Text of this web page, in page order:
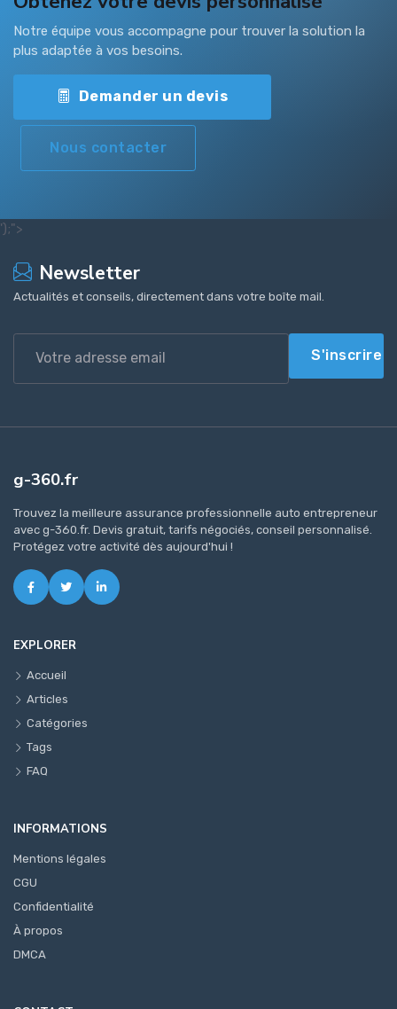
Notre équipe vous accompagne pour trouver la solution la
plus adaptée à vos besoins.
Demander un devis
Nous contacter
');">
Newsletter
Actualités et conseils, directement dans votre boîte mail.
S'inscrire
g-360.fr
Trouvez la meilleure assurance professionnelle auto entrepreneur
avec g-360.fr. Devis gratuit, tarifs négociés, conseil personnalisé.
Protégez votre activité dès aujourd'hui !
EXPLORER
Accueil
Articles
Catégories
Tags
FAQ
INFORMATIONS
Mentions légales
CGU
Confidentialité
À propos
DMCA